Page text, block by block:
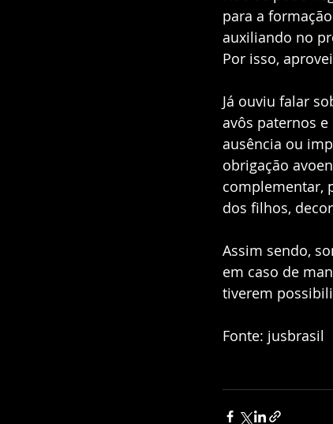
para a
auxiliando no
Por isso,
Já ouviu falar
avôs paternos
ausência ou
obrigação
complementar,
dos filhos,
Assim sendo,
em caso de
tiverem
Fonte: jusbrasil